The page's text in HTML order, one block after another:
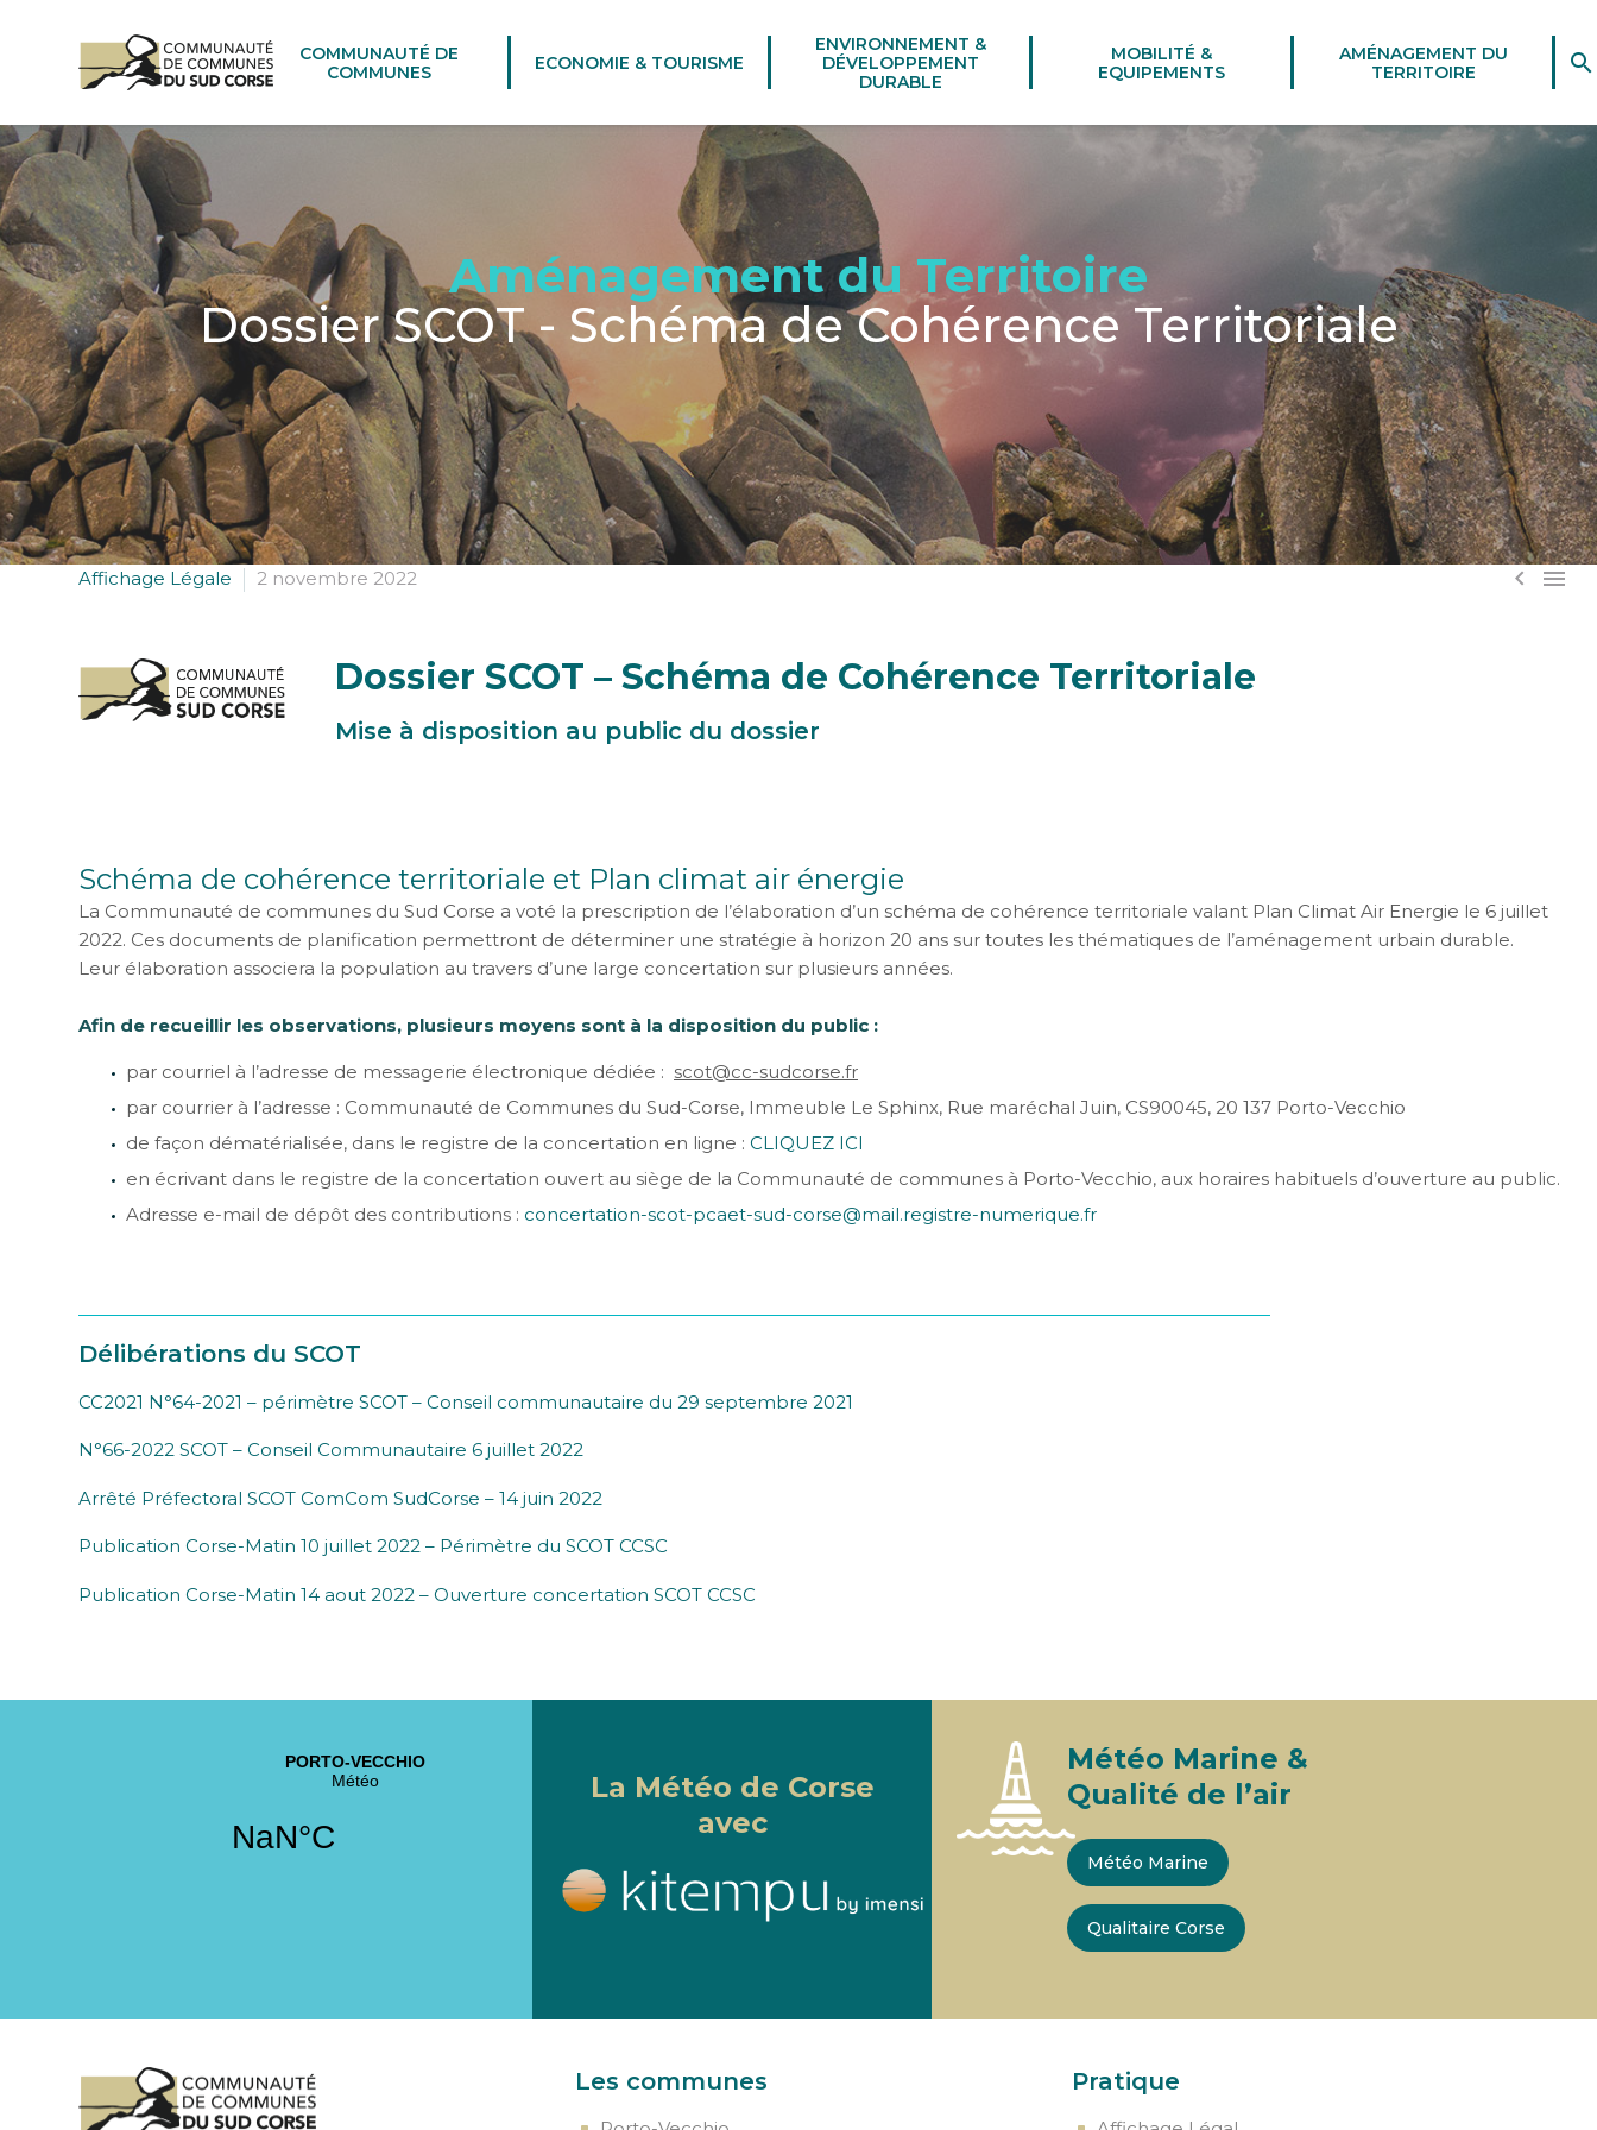
COMMUNAUTÉ DE
COMMUNES
ECONOMIE & TOURISME
ENVIRONNEMENT &
DÉVELOPPEMENT
DURABLE
MOBILITÉ &
EQUIPEMENTS
AMÉNAGEMENT DU
TERRITOIRE
Aménagement du Territoire
Dossier SCOT - Schéma de Cohérence Territoriale
 
Affichage Légale 2 novembre 2022
Dossier SCOT – Schéma de Cohérence Territoriale
Mise à disposition au public du dossier
Schéma de cohérence territoriale et Plan climat air énergie
La Communauté de communes du Sud Corse a voté la prescription de l’élaboration d’un schéma de cohérence territoriale valant Plan Climat Air Energie le 6 juillet
2022. Ces documents de planification permettront de déterminer une stratégie à horizon 20 ans sur toutes les thématiques de l’aménagement urbain durable.
Leur élaboration associera la population au travers d’une large concertation sur plusieurs années.
Afin de recueillir les observations, plusieurs moyens sont à la disposition du public :
par courriel à l’adresse de messagerie électronique dédiée : scot@cc-sudcorse.fr
par courrier à l’adresse : Communauté de Communes du Sud-Corse, Immeuble Le Sphinx, Rue maréchal Juin, CS90045, 20 137 Porto-Vecchio
de façon dématérialisée, dans le registre de la concertation en ligne : CLIQUEZ ICI
en écrivant dans le registre de la concertation ouvert au siège de la Communauté de communes à Porto-Vecchio, aux horaires habituels d’ouverture au public.
Adresse e-mail de dépôt des contributions : concertation-scot-pcaet-sud-corse@mail.registre-numerique.fr
Délibérations du SCOT
CC2021 N°64-2021 – périmètre SCOT – Conseil communautaire du 29 septembre 2021
N°66-2022 SCOT – Conseil Communautaire 6 juillet 2022
Arrêté Préfectoral SCOT ComCom SudCorse – 14 juin 2022
Publication Corse-Matin 10 juillet 2022 – Périmètre du SCOT CCSC
Publication Corse-Matin 14 aout 2022 – Ouverture concertation SCOT CCSC
La Météo de Corse
avec
Météo Marine &
Qualité de l’air
Météo Marine
Qualitaire Corse
Les communes Pratique